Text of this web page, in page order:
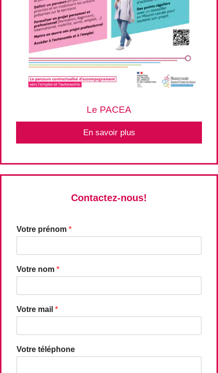
Le PACEA
En savoir plus
Contactez-nous!
Votre prénom *
Votre nom *
Votre mail *
Votre téléphone